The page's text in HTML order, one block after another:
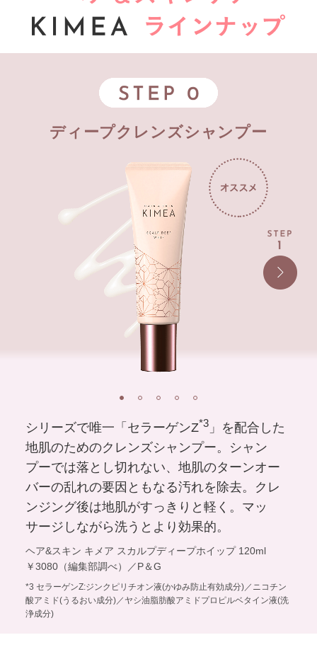
ディープクレンズシャンプー
シリーズで唯一「セラーゲンZ*3」を配合した
地肌のためのクレンズシャンプー。シャン
プーでは落とし切れない、地肌のターンオー
バーの乱れの要因ともなる汚れを除去。クレ
ンジング後は地肌がすっきりと軽く。マッ
サージしながら洗うとより効果的。
ヘア&スキン キメア スカルプディープホイップ 120ml
￥3080（編集部調べ）／P＆G
*3 セラーゲンZ:ジンクピリチオン液(かゆみ防止有効成分)／ニコチン
酸アミド(うるおい成分)／ヤシ油脂肪酸アミドプロピルベタイン液(洗
浄成分)
1 2 3 4 5